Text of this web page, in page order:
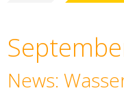
News: